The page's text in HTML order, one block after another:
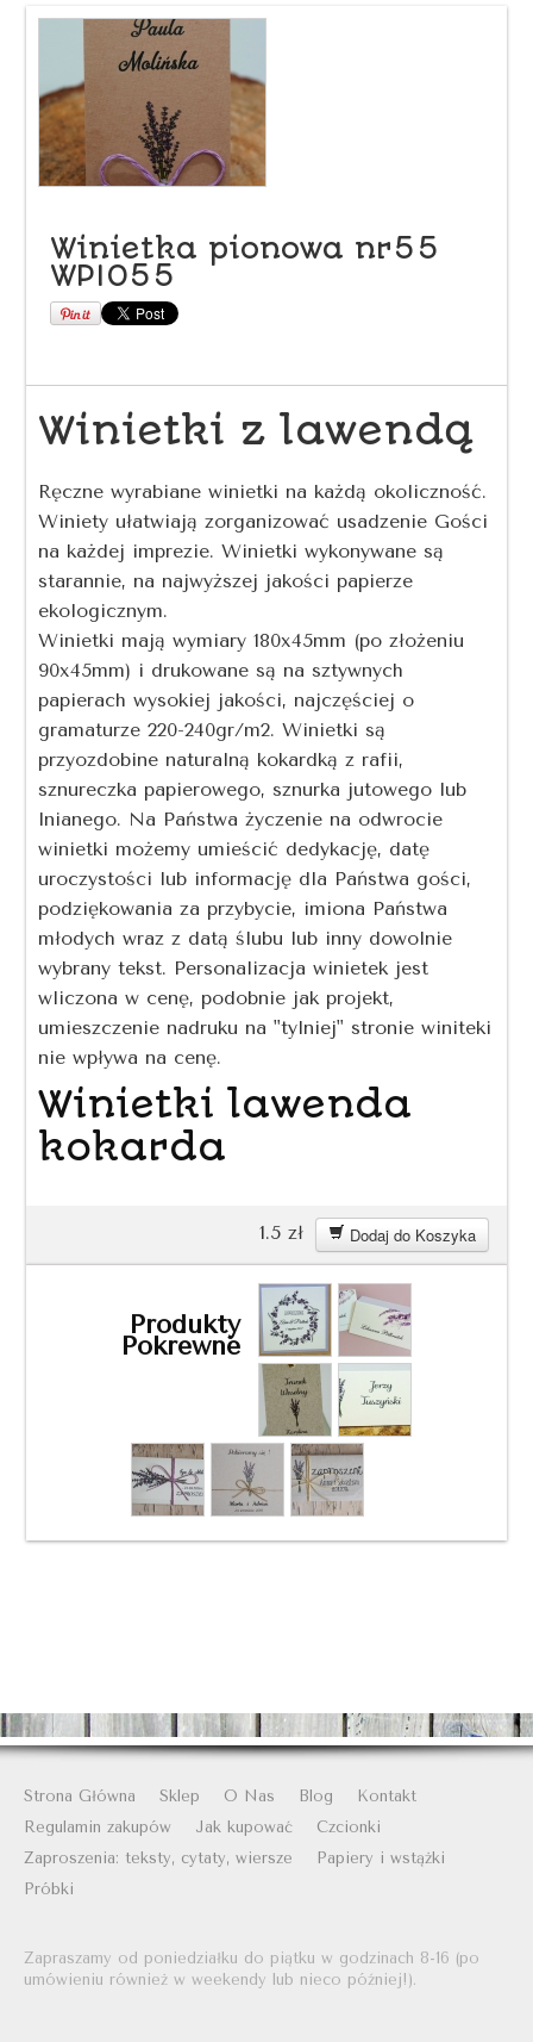
Winietka pionowa nr55
WPIO55
Winietki z lawendą
Ręczne wyrabiane winietki na każdą okoliczność.
Winiety ułatwiają zorganizować usadzenie Gości
na każdej imprezie. Winietki wykonywane są
starannie, na najwyższej jakości papierze
ekologicznym.
Winietki mają wymiary 180x45mm (po złożeniu
90x45mm) i drukowane są na sztywnych
papierach wysokiej jakości, najczęściej o
gramaturze 220-240gr/m2. Winietki są
przyozdobine naturalną kokardką z rafii,
sznureczka papierowego, sznurka jutowego lub
lnianego. Na Państwa życzenie na odwrocie
winietki możemy umieścić dedykację, datę
uroczystości lub informację dla Państwa gości,
podziękowania za przybycie, imiona Państwa
młodych wraz z datą ślubu lub inny dowolnie
wybrany tekst. Personalizacja winietek jest
wliczona w cenę, podobnie jak projekt,
umieszczenie nadruku na "tylniej" stronie winiteki
nie wpływa na cenę.
Winietki lawenda
kokarda
Dodaj do Koszyka
1.5zł
Produkty
Pokrewne
Strona Główna Sklep O Nas Blog
Kontakt
Regulamin zakupów
Jak kupować
Czcionki
Zaproszenia: teksty, cytaty, wiersze
Papiery i wstążki
Próbki
Zapraszamy od poniedziałku do piątku w godzinach 8-16 (po
umówieniu również w weekendy lub nieco później!).